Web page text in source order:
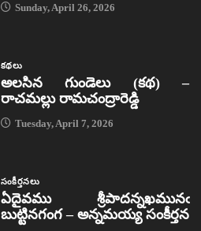
Sunday, April 26, 2026
కథలు
అలసిన గుండెలు (కథ) –
రాచమల్లు రామచంద్రారెడ్డి
Tuesday, April 7, 2026
సంకీర్తనలు
ఏదైవము శ్రీపాదన్నఖమునఁ
బుట్టినగంగ – అన్నమయ్య సంకీర్తన